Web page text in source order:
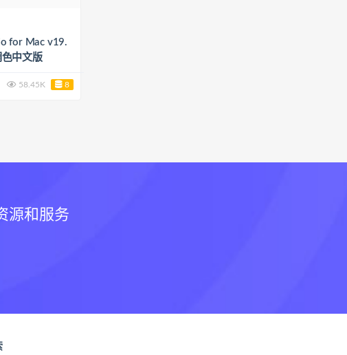
for Mac v19.
中文版
58.45K 8
源和服务